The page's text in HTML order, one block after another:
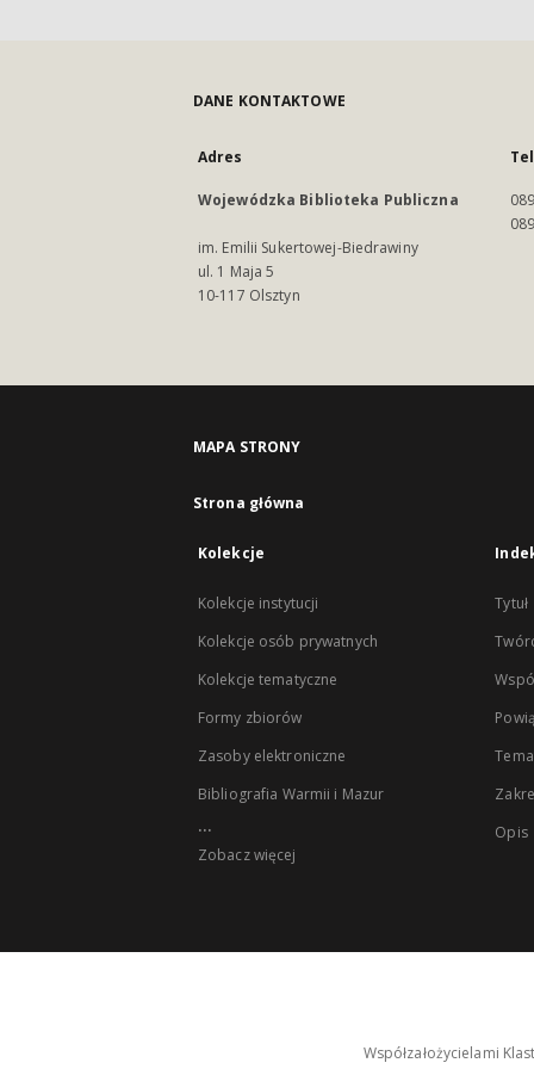
DANE KONTAKTOWE
Adres
Wojewódzka Biblioteka Publiczna
im. Emilii Sukertowej-Biedrawiny
ul. 1 Maja 5
10-117 Olsztyn
MAPA STRONY
Strona główna
Kolekcje
Kolekcje instytucji
Kolekcje osób prywatnych
Kolekcje tematyczne
Formy zbiorów
Zasoby elektroniczne
Bibliografia Warmii i Mazur
...
Zobacz więcej
Tytuł
Opis
Współzałożycielami